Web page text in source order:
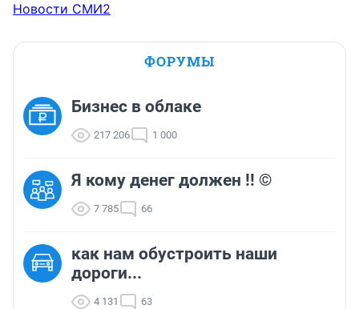
Новости СМИ2
ФОРУМЫ
Бизнес в облаке
217 206 1 000
Я кому денег должен !! ©
7 785 66
как нам обустроить наши
дороги...
4 131 63